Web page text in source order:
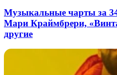
Музыкальные чарты за
Мари Краймбрери,
другие